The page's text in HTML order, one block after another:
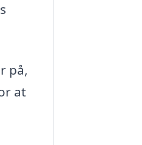
på,
at